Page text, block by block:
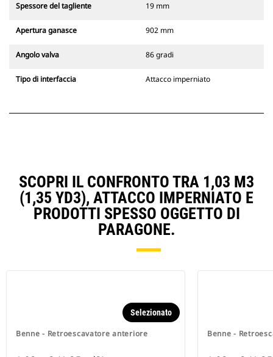
Spessore del tagliente 19 mm
Apertura ganasce 902 mm
Angolo valva 86 gradi
Tipo di interfaccia Attacco imperniato
SCOPRI IL CONFRONTO TRA 1,03 M3
(1,35 YD3), ATTACCO IMPERNIATO E
PRODOTTI SPESSO OGGETTO DI
PARAGONE.
Benne - Retroescavatore anteriore
Selezionato
Benne -